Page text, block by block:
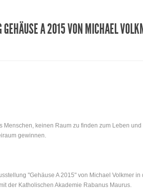
GEHÄUSE A 2015 VON MICHAEL
Menschen, keinen Raum zu finden zum Leben und
gewinnen.
"Gehäuse A 2015" von Michael Volkmer in
der Katholischen Akademie Rabanus Maurus.